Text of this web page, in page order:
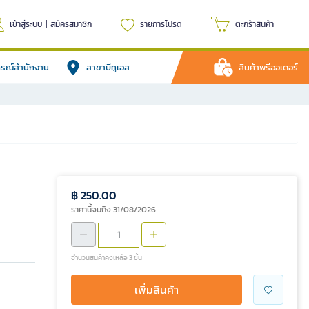
เข้าสู่ระบบ | สมัครสมาชิก รายการโปรด ตะกร้าสินค้า
รณ์สำนักงาน สาขาบีทูเอส สินค้าพรีออเดอร์
฿ 250.00
ราคานี้จนถึง 31/08/2026
จำนวนสินค้าคงเหลือ 3 ชิ้น
เพิ่มสินค้า